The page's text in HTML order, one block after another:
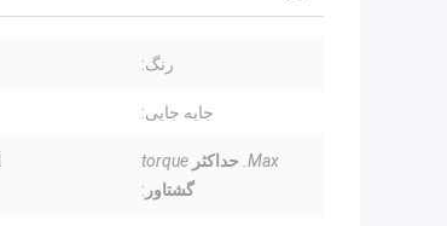
رنگ:
جابه جایی:
Max. حداکثر torque
گشتاور :